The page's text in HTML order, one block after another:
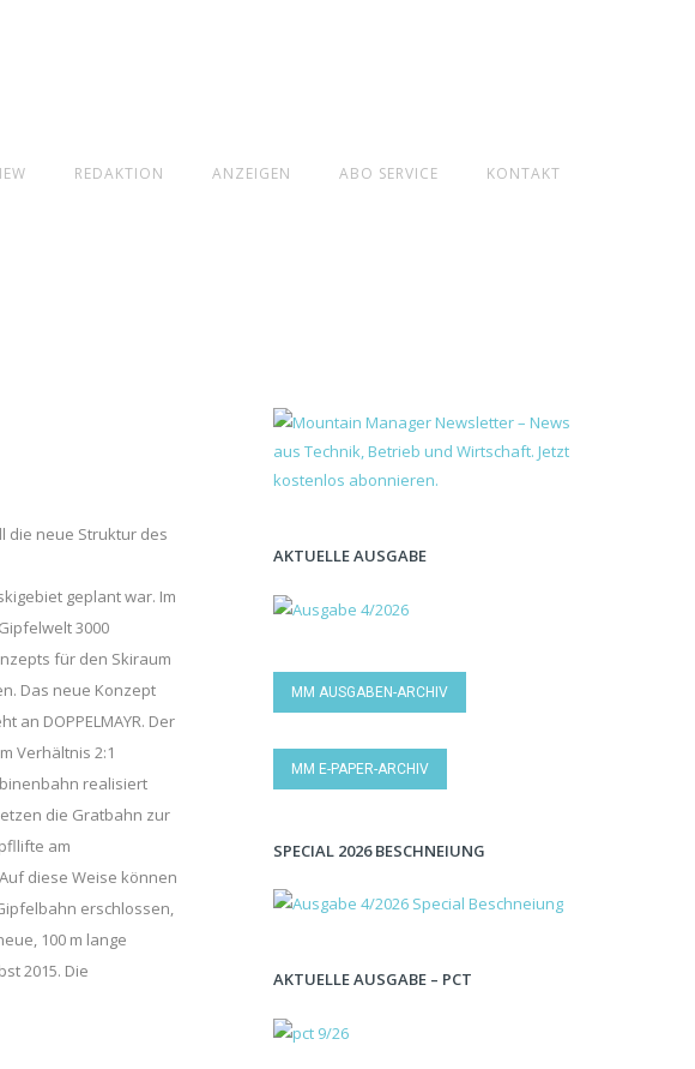
REDAKTION ANZEIGEN ABO SERVICE KONTAKT
die neue Struktur des
geplant war. Im
3000
für den Skiraum
Das neue Konzept
an DOPPELMAYR. Der
Verhältnis 2:1
realisiert
die Gratbahn zur
am
diese Weise können
erschlossen,
100 m lange
2015. Die
AKTUELLE AUSGABE
MM AUSGABEN-ARCHIV
MM E-PAPER-ARCHIV
SPECIAL 2026 BESCHNEIUNG
AKTUELLE AUSGABE – PCT